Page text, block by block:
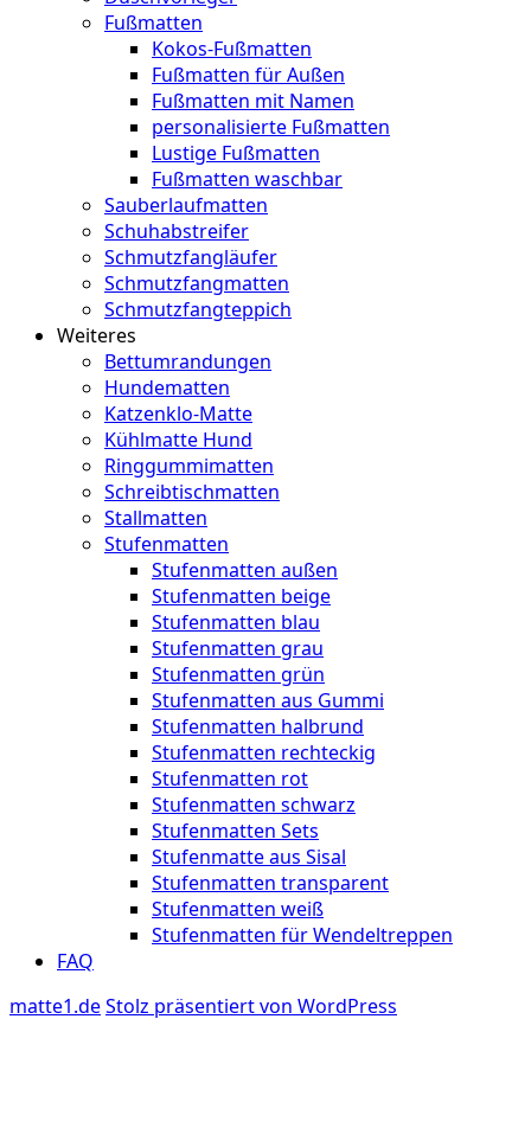
Fußmatten
Kokos-Fußmatten
Fußmatten für Außen
Fußmatten mit Namen
personalisierte Fußmatten
Lustige Fußmatten
Fußmatten waschbar
Sauberlaufmatten
Schuhabstreifer
Schmutzfangläufer
Schmutzfangmatten
Schmutzfangteppich
Weiteres
Bettumrandungen
Hundematten
Katzenklo-Matte
Kühlmatte Hund
Ringgummimatten
Schreibtischmatten
Stallmatten
Stufenmatten
Stufenmatten außen
Stufenmatten beige
Stufenmatten blau
Stufenmatten grau
Stufenmatten grün
Stufenmatten aus Gummi
Stufenmatten halbrund
Stufenmatten rechteckig
Stufenmatten rot
Stufenmatten schwarz
Stufenmatten Sets
Stufenmatte aus Sisal
Stufenmatten transparent
Stufenmatten weiß
Stufenmatten für Wendeltreppen
FAQ
matte1.deStolz präsentiert von WordPress